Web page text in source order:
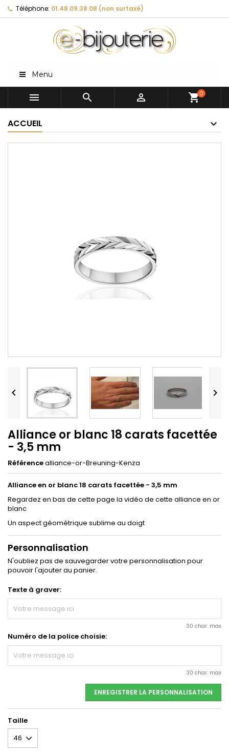
Téléphone: 01.48.09.38.08 (non surtaxé)
Menu
   shopping_cart0
ACCUEIL
 
Alliance or blanc 18 carats facettée
- 3,5 mm
Référencealliance-or-Breuning-Kenza
Allianceen or blanc 18 carats facettée - 3,5 mm
Regardez en bas de cette page la vidéo de cette alliance en or
blanc
Un aspect géométrique sublime au doigt
Personnalisation
N'oubliez pas de sauvegarder votre personnalisation pour
pouvoir l'ajouter au panier.
Texte à graver:
30 char. max
Numéro de la police choisie:
30 char. max
ENREGISTRER LA PERSONNALISATION
Taille